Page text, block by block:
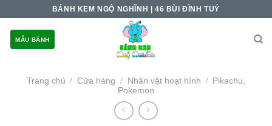
content
BÁNH KEM NGỘ NGHĨNH | 46 BÙI ĐÌNH TUÝ
MẪU BÁNH
Trang chủ / Cửa hàng / Nhân vật hoạt hình / Pikachu,
Pokemon